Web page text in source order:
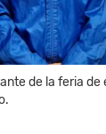
de la feria de